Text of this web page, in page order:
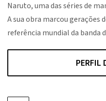
Naruto, uma das séries de
A sua obra marcou gerações
referência mundial da banda
PERFIL